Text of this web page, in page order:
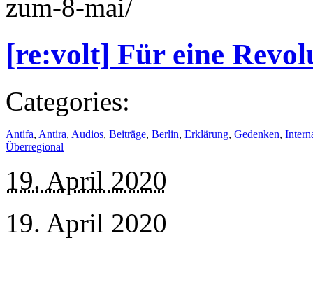
zum-8-mai/
[re:volt] Für eine
Categories:
Antifa, Antira, Audios, Beiträge, Berlin, Erklärung, Gedenken,
Überregional
19. April 2020
19. April 2020